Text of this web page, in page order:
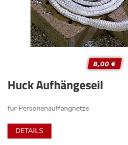
8,00 €
Huck Aufhängeseil
für Personenauffangnetze
DETAILS